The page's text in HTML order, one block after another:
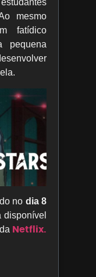
mesmo
fatídico
pequena
no dia 8
da Netflix.